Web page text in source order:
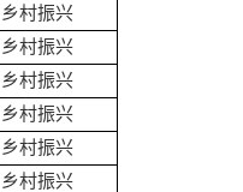
乡村振兴
乡村振兴
乡村振兴
乡村振兴
乡村振兴
乡村振兴